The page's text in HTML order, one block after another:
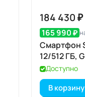
184 430 ₽
165 990 ₽
Смартфон
12/512 ГБ,
Доступно
В корзину